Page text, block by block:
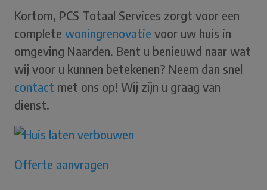
Kortom, PCS Totaal Services zorgt voor een
complete woningrenovatie voor uw huis in
omgeving Naarden. Bent u benieuwd naar wat
wij voor u kunnen betekenen? Neem dan snel
contact met ons op! Wij zijn u graag van
dienst.
Offerte aanvragen